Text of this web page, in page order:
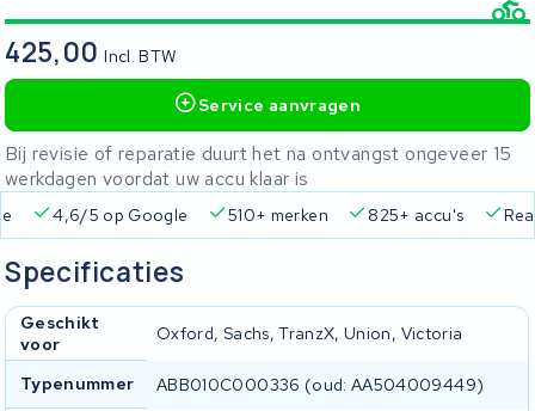
425,00Incl. BTW
Service aanvragen
Bij revisie of reparatie duurt het na ontvangst ongeveer 15
werkdagen voordat uw accu klaar is
4,6/5 op Google 510+ merken 825+ accu's
Specificaties
Geschikt
voor
Oxford, Sachs, TranzX, Union, Victoria
Typenummer
ABB010C000336 (oud: AA504009449)